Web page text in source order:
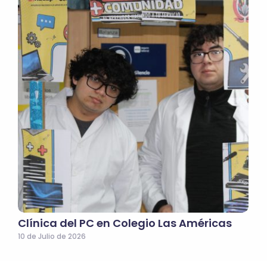
Clínica del PC en Colegio Las Américas
10 de Julio de 2026